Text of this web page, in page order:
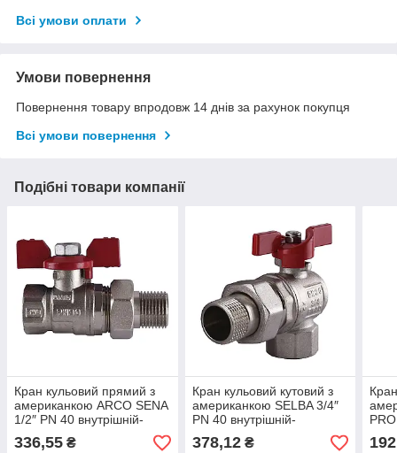
Всі умови оплати
Умови повернення
Повернення товару впродовж 14 днів за рахунок покупця
Всі умови повернення
Подібні товари компанії
Кран кульовий прямий з
американкою ARCO SENA
1/2″ PN 40 внутрішній-
зовнішній 154103
336,55 ₴
Кран кульовий кутовий з
американкою SELBA 3/4″
PN 40 внутрішній-
зовнішній SL1543
378,12₴ 192